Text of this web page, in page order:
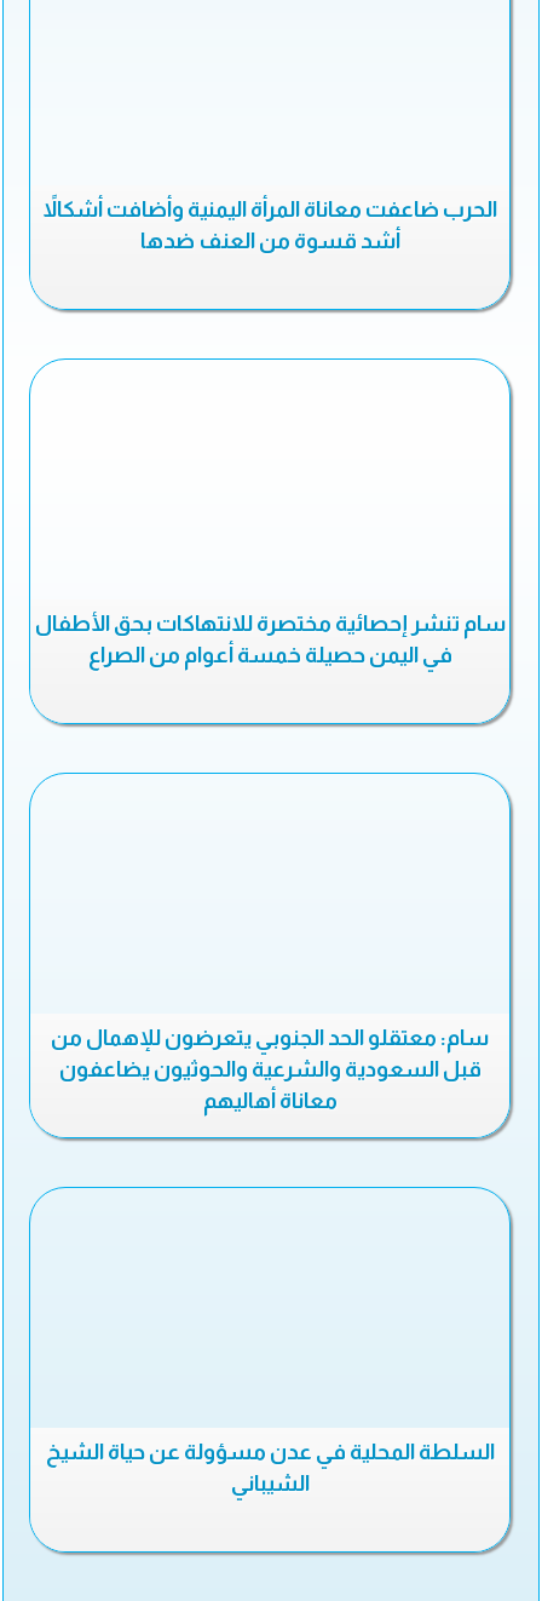
الحرب ضاعفت معاناة المرأة اليمنية وأضافت أشكالاً
أشد قسوة من العنف ضدها
سام تنشر إحصائية مختصرة للانتهاكات بحق الأطفال
في اليمن حصيلة خمسة أعوام من الصراع
سام: معتقلو الحد الجنوبي يتعرضون للإهمال من
قبل السعودية والشرعية والحوثيون يضاعفون
معاناة أهاليهم
السلطة المحلية في عدن مسؤولة عن حياة الشيخ
الشيباني